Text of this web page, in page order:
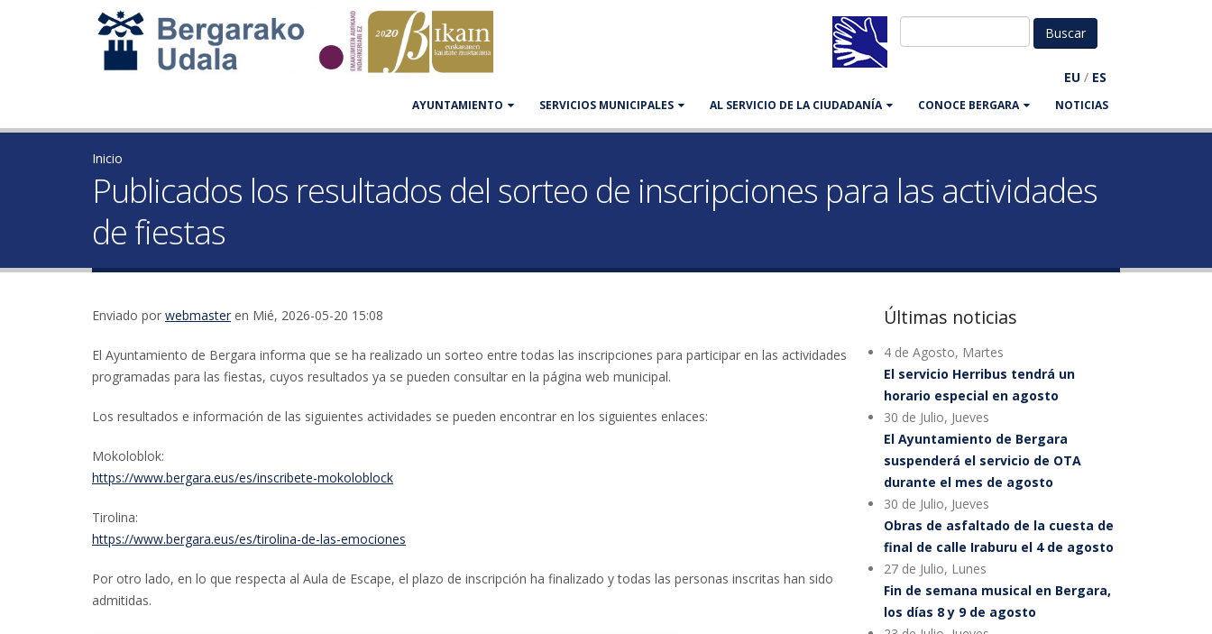
EU / ES
AYUNTAMIENTO SERVICIOS MUNICIPALES AL SERVICIO DE LA CIUDADANÍA CONOCE BERGARA NOTICIAS
Inicio
Publicados los resultados del sorteo de inscripciones para las actividades
de fiestas
Enviado por webmaster en Mié, 2026-05-20 15:08
El Ayuntamiento de Bergara informa que se ha realizado un sorteo entre todas las inscripciones para participar en las actividades
programadas para las fiestas, cuyos resultados ya se pueden consultar en la página web municipal.
Los resultados e información de las siguientes actividades se pueden encontrar en los siguientes enlaces:
Mokoloblok:
https://www.bergara.eus/es/inscribete-mokoloblock
Tirolina:
https://www.bergara.eus/es/tirolina-de-las-emociones
Por otro lado, en lo que respecta al Aula de Escape, el plazo de inscripción ha finalizado y todas las personas inscritas han sido
admitidas.
Últimas noticias
4 de Agosto, Martes
El servicio Herribus tendrá un
horario especial en agosto
30 de Julio, Jueves
El Ayuntamiento de Bergara
suspenderá el servicio de OTA
durante el mes de agosto
30 de Julio, Jueves
Obras de asfaltado de la cuesta de
final de calle Iraburu el 4 de agosto
27 de Julio, Lunes
Fin de semana musical en Bergara,
los días 8 y 9 de agosto